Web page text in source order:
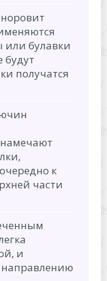
норовит
или булавки
получатся
к
части
и